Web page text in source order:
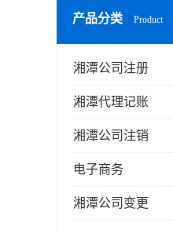
产品分类 Product
湘潭公司注册
湘潭代理记账
湘潭公司注销
电子商务
湘潭公司变更